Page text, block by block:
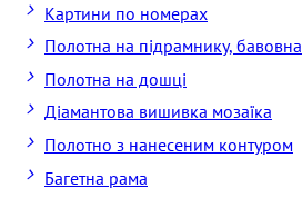
Картини по номерах
Полотна на підрамнику, бавовна
Полотна на дошці
Діамантова вишивка мозаїка
Полотно з нанесеним контуром
Багетна рама